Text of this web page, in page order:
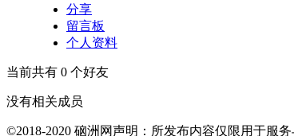
分享
留言板
个人资料
当前共有 0 个好友
没有相关成员
©2018-2020 硇洲网声明：所发布内容仅限用于服